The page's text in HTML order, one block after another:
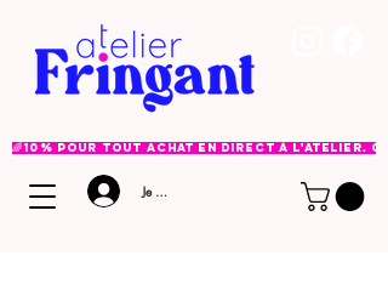
🌈 10% pour tout achat en direct à l'atelier.
Je me connecte